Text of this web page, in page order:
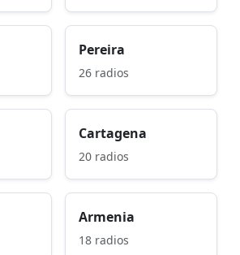
Pereira
26 radios
Cartagena
20 radios
Armenia
18 radios